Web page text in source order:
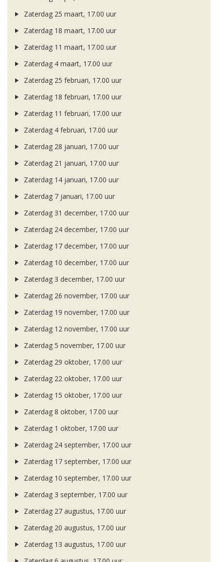
Zaterdag 25 maart, 17.00 uur
Zaterdag 18 maart, 17.00 uur
Zaterdag 11 maart, 17.00 uur
Zaterdag 4 maart, 17.00 uur
Zaterdag 25 februari, 17.00 uur
Zaterdag 18 februari, 17.00 uur
Zaterdag 11 februari, 17.00 uur
Zaterdag 4 februari, 17.00 uur
Zaterdag 28 januari, 17.00 uur
Zaterdag 21 januari, 17.00 uur
Zaterdag 14 januari, 17.00 uur
Zaterdag 7 januari, 17.00 uur
Zaterdag 31 december, 17.00 uur
Zaterdag 24 december, 17.00 uur
Zaterdag 17 december, 17.00 uur
Zaterdag 10 december, 17.00 uur
Zaterdag 3 december, 17.00 uur
Zaterdag 26 november, 17.00 uur
Zaterdag 19 november, 17.00 uur
Zaterdag 12 november, 17.00 uur
Zaterdag 5 november, 17.00 uur
Zaterdag 29 oktober, 17.00 uur
Zaterdag 22 oktober, 17.00 uur
Zaterdag 15 oktober, 17.00 uur
Zaterdag 8 oktober, 17.00 uur
Zaterdag 1 oktober, 17.00 uur
Zaterdag 24 september, 17.00 uur
Zaterdag 17 september, 17.00 uur
Zaterdag 10 september, 17.00 uur
Zaterdag 3 september, 17.00 uur
Zaterdag 27 augustus, 17.00 uur
Zaterdag 20 augustus, 17.00 uur
Zaterdag 13 augustus, 17.00 uur